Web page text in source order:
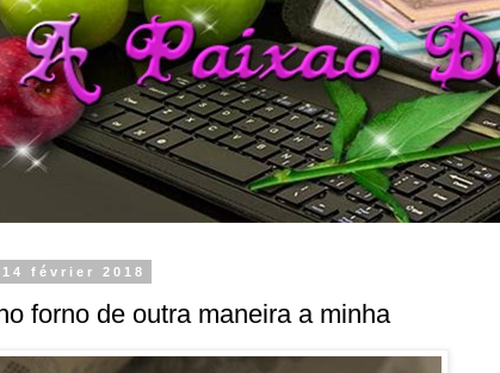
février 2018
forno de outra maneira a minha